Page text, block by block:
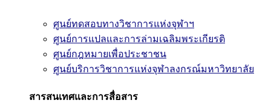
ศูนย์ทดสอบทางวิชาการแห่งจุฬาฯ
ศูนย์การแปลและการล่ามเฉลิมพระเกียรติ
ศูนย์กฎหมายเพื่อประชาชน
ศูนย์บริการวิชาการแห่งจุฬาลงกรณ์มหาวิทยาลัย
สารสนเทศและการสื่อสาร